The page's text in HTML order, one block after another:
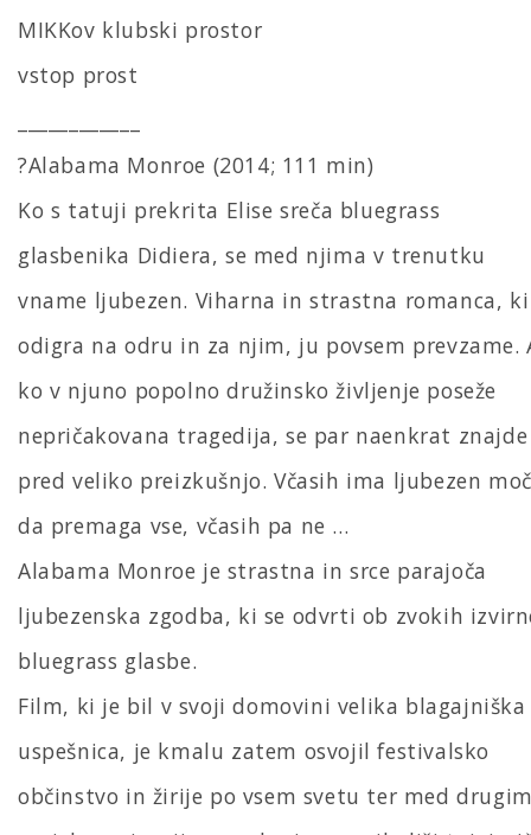
MIKKov klubski prostor
vstop prost
?Alabama Monroe (2014; 111 min)
Ko s tatuji prekrita Elise sreča bluegrass
glasbenika Didiera, se med njima v trenutku
vname ljubezen. Viharna in strastna romanca, ki
odigra na odru in za njim, ju povsem prevzame.
ko v njuno popolno družinsko življenje poseže
nepričakovana tragedija, se par naenkrat znajde
pred veliko preizkušnjo. Včasih ima ljubezen
da premaga vse, včasih pa ne …
Alabama Monroe je strastna in srce parajoča
ljubezenska zgodba, ki se odvrti ob zvokih
bluegrass glasbe.
Film, ki je bil v svoji domovini velika blagajniška
uspešnica, je kmalu zatem osvojil festivalsko
občinstvo in žirije po vsem svetu ter med